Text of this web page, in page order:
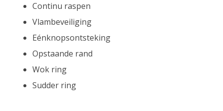
Continu raspen
Vlambeveiliging
Eénknopsontsteking
Opstaande rand
Wok ring
Sudder ring